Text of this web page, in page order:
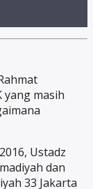
yang masih
Ustadz
dan
33 Jakarta